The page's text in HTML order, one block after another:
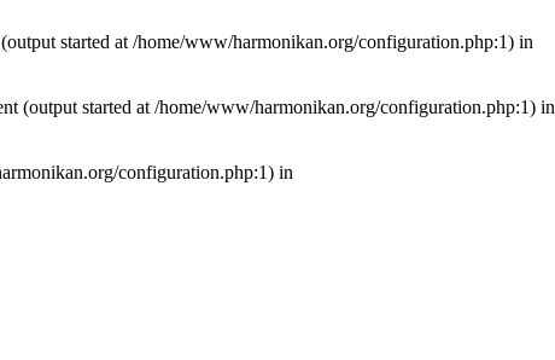
started at /home/www/harmonikan.org/configuration.php:1) in
(output started at /home/www/harmonikan.org/configuration.php:1) in
configuration.php:1) in